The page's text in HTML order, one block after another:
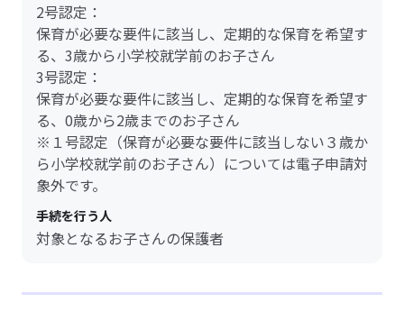
2号認定：
保育が必要な要件に該当し、定期的な保育を希望す
る、3歳から小学校就学前のお子さん
3号認定：
保育が必要な要件に該当し、定期的な保育を希望す
る、0歳から2歳までのお子さん
※１号認定（保育が必要な要件に該当しない３歳か
ら小学校就学前のお子さん）については電子申請対
象外です。
手続を行う人
対象となるお子さんの保護者